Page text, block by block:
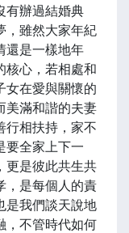
有辦過結婚典
，雖然大家年紀
還是一樣地年
核心，若相處和
女在愛與關懷的
美滿和諧的夫妻
行相扶持，家不
要全家上下一
更是彼此共生共
，是每個人的責
是我們談天說地
，不管時代如何